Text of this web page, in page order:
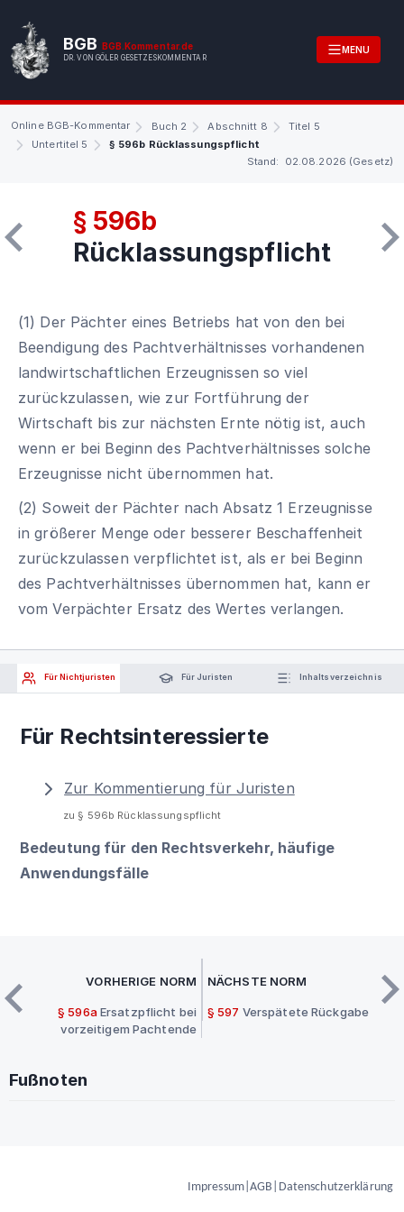
BGB BGB.Kommentar.de
DR. VON GÖLER GESETZESKOMMENTAR
MENU
Online BGB-Kommentar Buch 2 Abschnitt 8
Titel 5
Untertitel 5
§ 596b Rücklassungspflicht
Stand: 02.08.2026 (Gesetz)
§ 596b
Rücklassungspflicht
(1) Der Pächter eines Betriebs hat von den bei
Beendigung des Pachtverhältnisses vorhandenen
landwirtschaftlichen Erzeugnissen so viel
zurückzulassen, wie zur Fortführung der
Wirtschaft bis zur nächsten Ernte nötig ist, auch
wenn er bei Beginn des Pachtverhältnisses solche
Erzeugnisse nicht übernommen hat.
(2) Soweit der Pächter nach Absatz 1 Erzeugnisse
in größerer Menge oder besserer Beschaffenheit
zurückzulassen verpflichtet ist, als er bei Beginn
des Pachtverhältnisses übernommen hat, kann er
vom Verpächter Ersatz des Wertes verlangen.
Für Nichtjuristen Für Juristen Inhaltsverzeichnis
Für Rechtsinteressierte
Zur Kommentierung für Juristen
zu § 596b Rücklassungspflicht
Bedeutung für den Rechtsverkehr, häufige
Anwendungsfälle
VORHERIGE NORM
§ 596aErsatzpflicht bei
vorzeitigem Pachtende
NÄCHSTE NORM
§ 597 Verspätete Rückgabe
Fußnoten
Impressum|AGB Datenschutzerklärung